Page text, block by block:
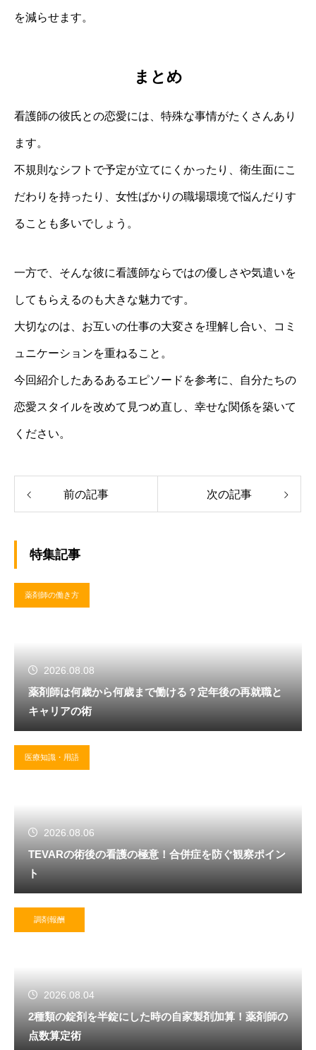
を減らせます。
まとめ
看護師の彼氏との恋愛には、特殊な事情がたくさんあり
ます。
不規則なシフトで予定が立てにくかったり、衛生面にこ
だわりを持ったり、女性ばかりの職場環境で悩んだりす
ることも多いでしょう。
一方で、そんな彼に看護師ならではの優しさや気遣いを
してもらえるのも大きな魅力です。
大切なのは、お互いの仕事の大変さを理解し合い、コミ
ュニケーションを重ねること。
今回紹介したあるあるエピソードを参考に、自分たちの
恋愛スタイルを改めて見つめ直し、幸せな関係を築いて
ください。
前の記事 次の記事
特集記事
薬剤師の働き方
2026.08.08
薬剤師は何歳から何歳まで働ける？定年後の再就職と
キャリアの術
医療知識・用語
2026.08.06
TEVARの術後の看護の極意！合併症を防ぐ観察ポイン
ト
調剤報酬
2026.08.04
2種類の錠剤を半錠にした時の自家製剤加算！薬剤師の
点数算定術